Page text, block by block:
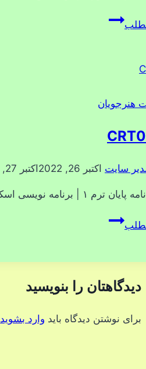
CRT0002
هنرجویان
سایت اکتبر 26, 2022 اکتبر 27, 2022
| برنامه نویسی اسکرچ | آقای نیما ناصری
CRT0003
دیدگاهتان را بنویسید
برای نوشتن دیدگاه باید وارد بشوید